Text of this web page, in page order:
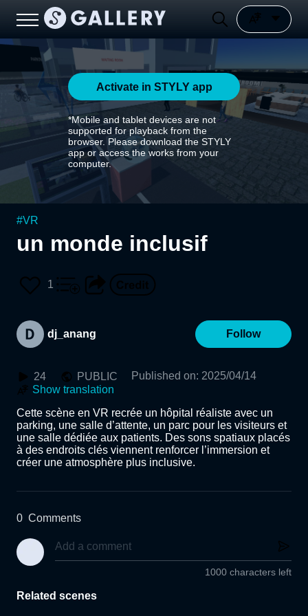
Activate in STYLY app
*Mobile and tablet devices are not
supported for playback from the
browser. Please download the STYLY
app or access the works from your
computer.
#VR
un monde inclusif
1
dj_anang Follow
24 PUBLIC Published on: 2025/04/14
Show translation
Cette scène en VR recrée un hôpital réaliste avec un
parking, une salle d’attente, un parc pour les visiteurs et
une salle dédiée aux patients. Des sons spatiaux placés
à des endroits clés viennent renforcer l’immersion et
créer une atmosphère plus inclusive.
0 Comments
1000 characters left
Related scenes